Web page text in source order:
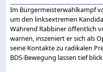
Im Bürgermeisterwahlkampf
um den linksextremen
Während Rabbiner öffentlich
warnen, inszeniert er sich als
seine Kontakte zu radikalen
BDS-Bewegung lassen tief